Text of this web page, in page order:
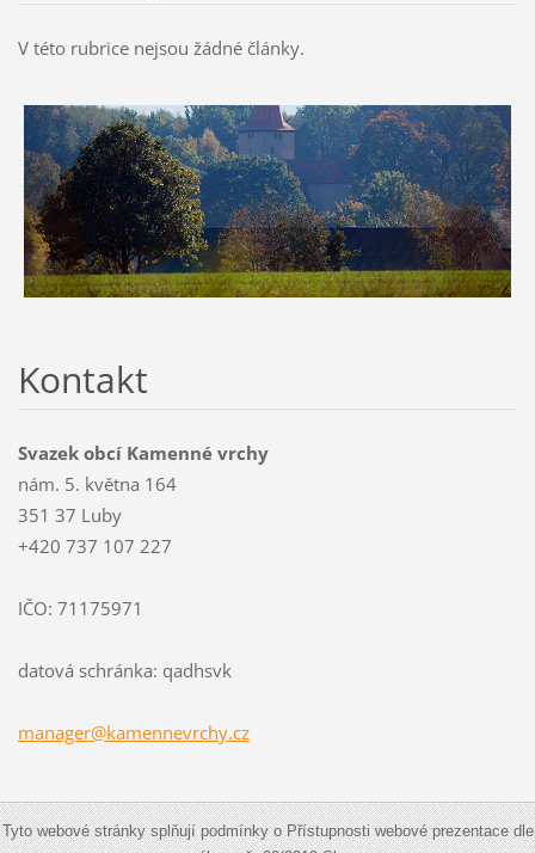
V této rubrice nejsou žádné články.
Kontakt
Svazek obcí Kamenné vrchy
nám. 5. května 164
351 37 Luby
+420 737 107 227
IČO: 71175971
datová schránka: qadhsvk
manager@kamennevrchy.cz
Tyto webové stránky splňují podmínky o Přístupnosti webové prezentace dle